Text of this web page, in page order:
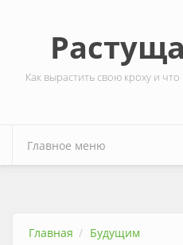
Как вырастить свою кроху и
Главная
Будущим